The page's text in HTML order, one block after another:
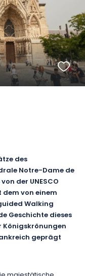
des
Notre-Dame de
der UNESCO
von einem
Walking
Geschichte dieses
Königskrönungen
geprägt